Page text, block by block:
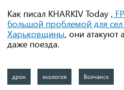
Как писал KHARKIV Today ,
большой проблемой для сел
Харьковщины, они атакуют
даже поезда.
дрон экология Волчанск